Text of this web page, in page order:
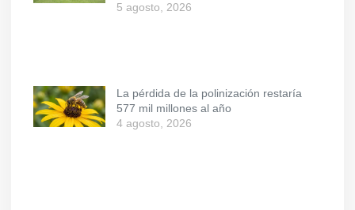
5 agosto, 2026
La pérdida de la polinización restaría
577 mil millones al año
4 agosto, 2026